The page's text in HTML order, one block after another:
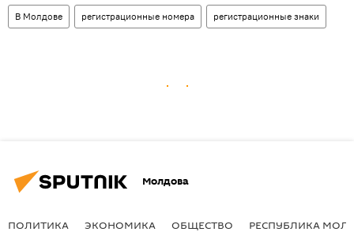
В Молдове регистрационные номера регистрационные знаки
Молдова
ПОЛИТИКА ЭКОНОМИКА ОБЩЕСТВО РЕСПУБЛИКА